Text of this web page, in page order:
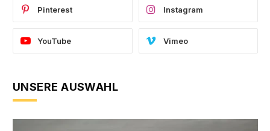
Pinterest Instagram
YouTube Vimeo
UNSERE AUSWAHL